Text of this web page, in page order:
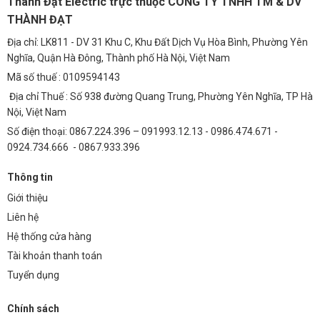
Việc sử dụng MCB 2P 6A 6kA A9K27206 mang lại lợi ích kinh tế lâu
dài:
Chi Phí Điện
Bằng cách ngăn ngừa các sự cố quá tải và ngắn mạch, MCB giúp
giảm thiểu nguy cơ hư hỏng thiết bị, từ đó giảm chi phí sửa chữa và
thay thế.
Chi Phí Bảo Trì
MCB có độ bền cao và ít cần bảo trì, giúp giảm chi phí bảo trì hệ
Phân Tích Sau 5 Năm
Sau 5 năm sử dụng, chi phí đầu tư ban đầu cho MCB sẽ được bù đắp
bởi các khoản tiết kiệm từ việc giảm chi phí sửa chữa, thay thế thiết bị
và bảo trì.
Hướng Dẫn Lựa Chọn
Dòng Điện Định Mức
THÀNH ĐẠT
Địa chỉ: LK811 - DV 31 Khu C, Khu Đất Dịch Vụ Hòa Bình, Phường Yên
Nghĩa, Quận Hà Đông, Thành phố Hà Nội, Việt Nam
Mã số thuế : 0109594143
Địa chỉ Thuế : Số 938 đường Quang Trung, Phường Yên Nghĩa, TP Hà
Nội, Việt Nam
Số điện thoại: 0867.224.396 – 091993.12.13 - 0986.474.671 -
0924.734.666 - 0867.933.396
Thông tin
Giới thiệu
Liên hệ
Hệ thống cửa hàng
Tài khoản thanh toán
Tuyển dụng
Chính sách